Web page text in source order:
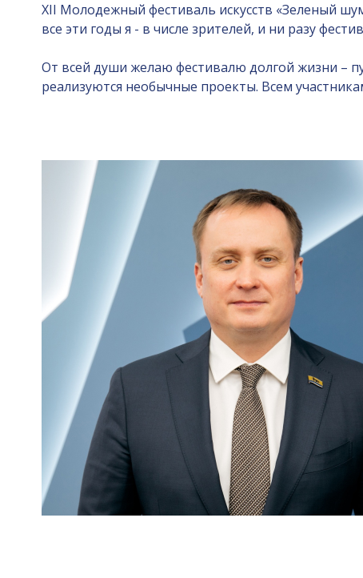
XII Молодежный фестиваль искусств «Зеленый
все эти годы я - в числе зрителей, и ни разу
От всей души желаю фестивалю долгой жизни –
реализуются необычные проекты. Всем